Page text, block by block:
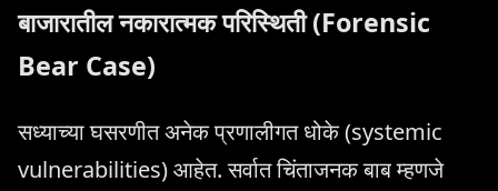
बाजारातील नकारात्मक परिस्थिती (Forensic
Bear Case)
सध्याच्या घसरणीत अनेक प्रणालीगत धोके (systemic
vulnerabilities) आहेत. सर्वात चिंताजनक बाब म्हणजे